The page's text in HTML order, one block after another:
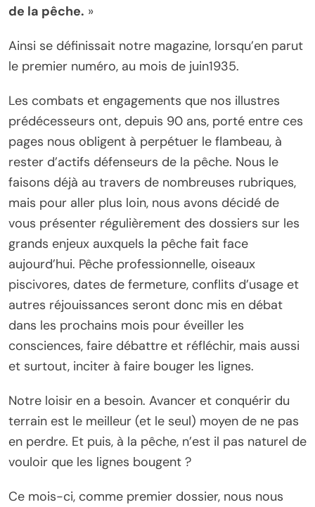
de la pêche. »
Ainsi se définissait notre magazine, lorsqu’en parut
le premier numéro, au mois de juin1935.
Les combats et engagements que nos illustres
prédécesseurs ont, depuis 90 ans, porté entre ces
pages nous obligent à perpétuer le flambeau, à
rester d’actifs défenseurs de la pêche. Nous le
faisons déjà au travers de nombreuses rubriques,
mais pour aller plus loin, nous avons décidé de
vous présenter régulièrement des dossiers sur les
grands enjeux auxquels la pêche fait face
aujourd’hui. Pêche professionnelle, oiseaux
piscivores, dates de fermeture, conflits d’usage et
autres réjouissances seront donc mis en débat
dans les prochains mois pour éveiller les
consciences, faire débattre et réfléchir, mais aussi
et surtout, inciter à faire bouger les lignes.
Notre loisir en a besoin. Avancer et conquérir du
terrain est le meilleur (et le seul) moyen de ne pas
en perdre. Et puis, à la pêche, n’est il pas naturel de
vouloir que les lignes bougent ?
Ce mois-ci, comme premier dossier, nous nous